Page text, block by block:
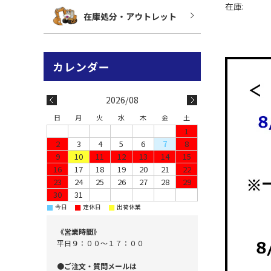
在庫:
在庫処分・アウトレット
2026/08
日 月 火 水 木 金 土
1
2
3 4 5 6 7
8
9
10 11 12 13 14
15
16
17 18 19 20 21
22
23
24 25 26 27 28
29
30
31
■ 今日 ■ 定休日 ■ 出荷休業
《営業時間》
平日９：００～１７：００
●ご注文・質問メールは